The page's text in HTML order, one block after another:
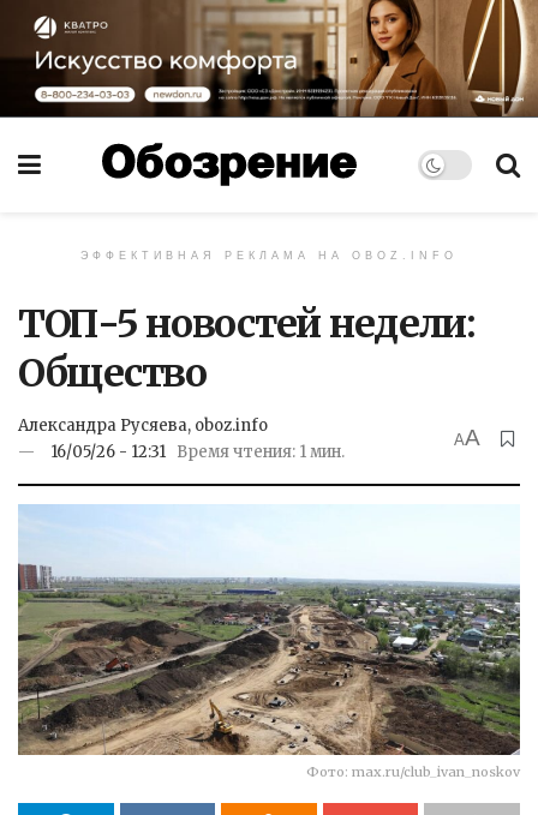
ЭФФЕКТИВНАЯ РЕКЛАМА НА OBOZ.INFO
ТОП-5 новостей недели:
Общество
Александра Русяева, oboz.info
16/05/26 - 12:31 Время чтения: 1 мин.
AA
Фото: max.ru/club_ivan_noskov